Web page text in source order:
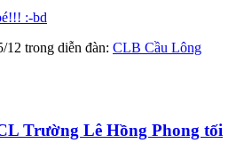
:-bd
12 trong diễn đàn: CLB Cầu Lông
Trường Lê Hồng Phong tối